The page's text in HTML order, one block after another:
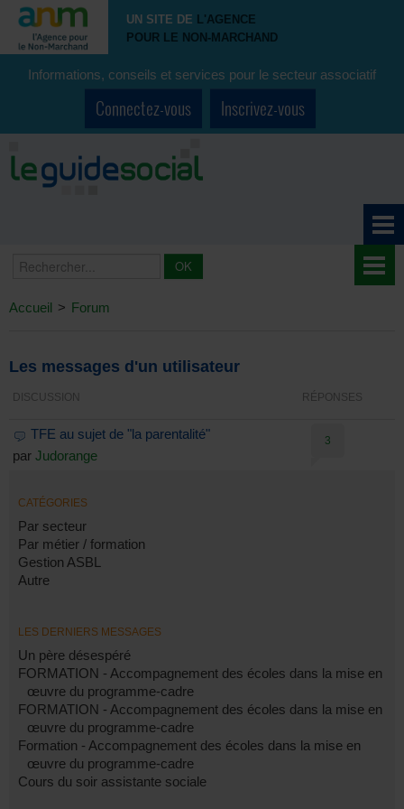
UN SITE DE L'AGENCE
POUR LE NON-MARCHAND
Informations, conseils et services pour le secteur associatif
Connectez-vous Inscrivez-vous
Accueil > Forum
Les messages d'un utilisateur
DISCUSSION RÉPONSES
TFE au sujet de "la parentalité"
par Judorange
3
CATÉGORIES
Par secteur
Par métier / formation
Gestion ASBL
Autre
LES DERNIERS MESSAGES
Un père désespéré
FORMATION - Accompagnement des écoles dans la mise en
œuvre du programme-cadre
FORMATION - Accompagnement des écoles dans la mise en
œuvre du programme-cadre
Formation - Accompagnement des écoles dans la mise en
œuvre du programme-cadre
Cours du soir assistante sociale